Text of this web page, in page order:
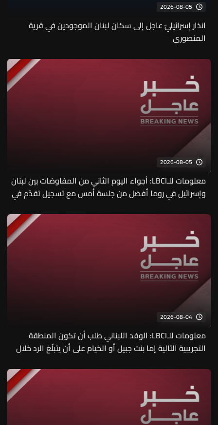
2026-08-05
انذار إسرائيليّ عاجل إلى سكان لبنان الموجودين في قرية
المنصوري
2026-08-05
معلومات للـLBCI: أجواء اليوم الثاني من المفاوضات بين لبنان
وإسرائيل في روما أفضل من جلسة أمس مع تسجيل تقدّم في
التحقق إضافة إلى رسم خارطة طريق للمرحلة المقبلة
2026-08-04
معلومات للـLBCI: الوفد اللبناني طلب أن تكون المنطقة
التجريبية التالية إما بنت جبيل أو الخيام على أن يتبلّغ الرد خلال